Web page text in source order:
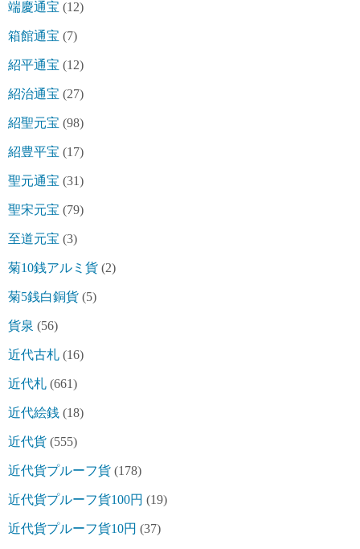
端慶通宝 (12)
箱館通宝 (7)
紹平通宝 (12)
紹治通宝 (27)
紹聖元宝 (98)
紹豊平宝 (17)
聖元通宝 (31)
聖宋元宝 (79)
至道元宝 (3)
菊10銭アルミ貨 (2)
菊5銭白銅貨 (5)
貨泉 (56)
近代古札 (16)
近代札 (661)
近代絵銭 (18)
近代貨 (555)
近代貨プルーフ貨 (178)
近代貨プルーフ貨100円 (19)
近代貨プルーフ貨10円 (37)